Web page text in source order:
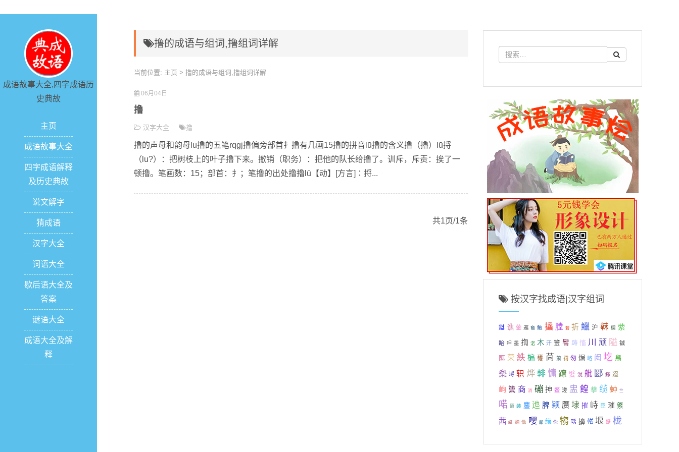
成语故事大全,四字成语历
史典故
主页
成语故事大全
四字成语解释
及历史典故
说文解字
猜成语
汉字大全
词语大全
歇后语大全及
答案
谜语大全
成语大全及解
释
撸的成语与组词,撸组词详解
当前位置: 主页 > 撸的成语与组词,撸组词详解
06月04日
撸
汉字大全 撸
撸的声母和韵母lu撸的五笔rqgj撸偏旁部首扌撸有几画15撸的拼音lū撸的含义撸（擼）lū捋
（lu?）：把树枝上的叶子撸下来。撤销（职务）：把他的队长给撸了。训斥，斥责：挨了一
顿撸。笔画数：15；部首：扌；笔撸的出处撸擼lū【动】[方言]∶捋...
共1页/1条
按汉字找成语|汉字组词
鍖 谯 蓥 迤 裔 鲏 攭 膛 若 折 鱲 沪 韎 楔 萦
眙 呷 墨 揈 渃 木 汗 箦 鬌 踌 慉 川 顽 隘 铖
匦 荣 紩 楄 饔 苘 箫 罚 匆 焗 略 闳 圪 舄
橤 埒 轵 烨 輫 慵 蹽 嬖 滉 舭 郾 鳏 迢
岣 篻 商 消 磞 抻 鳖 溠 盅 餭 拲 缆 蚛 竺
喏 匾 装 鏖 迆 脾 颖 赝 埭 摧 峙 臣 璀 綮
茜 綖 蝻 儋 嘤 郿 缞 你 犓 瑀 擤 輶 堰 蜓 栊